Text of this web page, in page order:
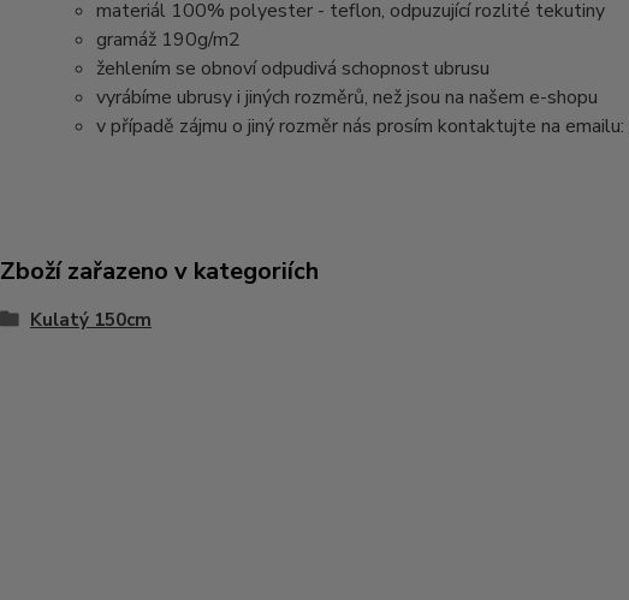
materiál 100% polyester - teflon, odpuzující rozlité tekutiny
gramáž 190g/m2
žehlením se obnoví odpudivá schopnost ubrusu
vyrábíme ubrusy i jiných rozměrů, než jsou na našem e-shopu
v případě zájmu o jiný rozměr nás prosím kontaktujte na emailu:
Zboží zařazeno v kategoriích
Kulatý 150cm